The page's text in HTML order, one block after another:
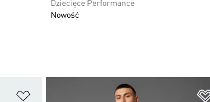
Dziecięce Performance
Nowość
Dodaj do listy życzeń